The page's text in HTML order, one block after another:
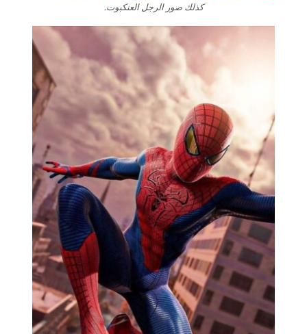
كذلك صور الرجل العنكبوت.